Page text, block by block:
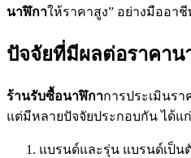
นาฬิกาให้ราคาสูง” อย่างมืออาชี
ปัจจัยที่มีผลต่อราคาน
ร้านรับซื้อนาฬิกาการประเมินร
แต่มีหลายปัจจัยประกอบกัน ได้แก่
แบรนด์และรุ่น แบรนด์เป็